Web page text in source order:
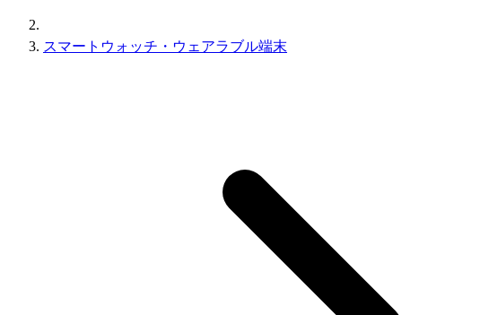
スマートウォッチ・ウェアラブル端末